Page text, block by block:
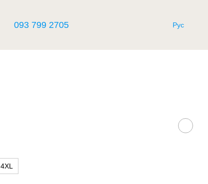
093 799 2705 Рус
4XL